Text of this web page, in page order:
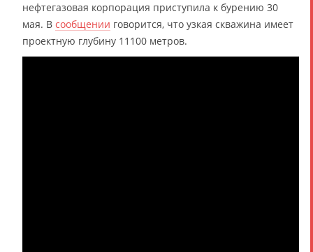
нефтегазовая корпорация приступила к бурению 30
мая. В сообщении говорится, что узкая скважина имеет
проектную глубину 11100 метров.